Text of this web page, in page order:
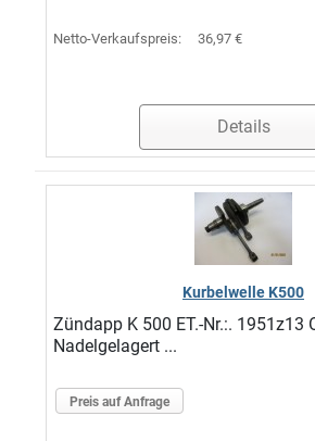
Netto-Verkaufspreis: 36,97 €
Details
Kurbelwelle K500
Zündapp K 500 ET.-Nr.:. 1951z13
Nadelgelagert ...
Preis auf Anfrage